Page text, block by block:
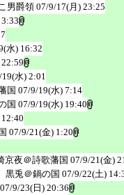
男爵領 07/9/17(月) 23:25
水) 16:32
水) 2:01
国 07/9/19(水) 7:14
国 07/9/19(水) 19:40
07/9/21(金) 1:20
京夜＠詩歌藩国 07/9/21(金)
兎＠鍋の国 07/9/22(土)
07/9/23(日) 20:36